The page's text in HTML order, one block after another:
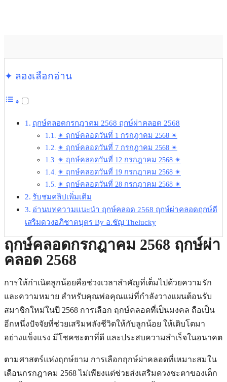
✦ ลองเลือกอ่าน
ฤกษ์คลอดกรกฎาคม 2568 ฤกษ์ผ่าคลอด 2568
✴︎ ฤกษ์คลอดวันที่ 1 กรกฎาคม 2568 ✴︎
✴︎ ฤกษ์คลอดวันที่ 7 กรกฎาคม 2568 ✴︎
✴︎ ฤกษ์คลอดวันที่ 12 กรกฎาคม 2568 ✴︎
✴︎ ฤกษ์คลอดวันที่ 19 กรกฎาคม 2568 ✴︎
✴︎ ฤกษ์คลอดวันที่ 28 กรกฎาคม 2568 ✴︎
รับชมคลิปเพิ่มเติม
อ่านบทความแนะนำ ฤกษ์คลอด 2568 ฤกษ์ผ่าคลอดฤกษ์ดี
เสริมดวงอภิชาตบุตร By อ.ชัญ Thelucky
ฤกษ์คลอดกรกฎาคม 2568 ฤกษ์ผ่า
คลอด 2568
การให้กำเนิดลูกน้อยคือช่วงเวลาสำคัญที่เต็มไปด้วยความรัก
และความหมาย สำหรับคุณพ่อคุณแม่ที่กำลังวางแผนต้อนรับ
สมาชิกใหม่ในปี 2568 การเลือก ฤกษ์คลอดที่เป็นมงคล ถือเป็น
อีกหนึ่งปัจจัยที่ช่วยเสริมพลังชีวิตให้กับลูกน้อย ให้เติบโตมา
อย่างแข็งแรง มีโชคชะตาที่ดี และประสบความสำเร็จในอนาคต
ตามศาสตร์แห่งฤกษ์ยาม การเลือกฤกษ์ผ่าคลอดที่เหมาะสมใน
เดือนกรกฎาคม 2568 ไม่เพียงแต่ช่วยส่งเสริมดวงชะตาของเด็ก